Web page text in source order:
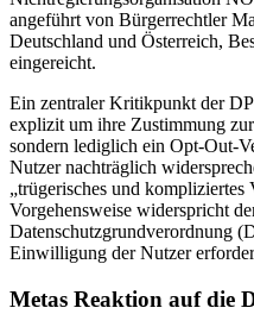
angeführt von Bürgerrechtler
Deutschland und Österreich,
eingereicht.
Ein zentraler Kritikpunkt der
explizit um ihre Zustimmung
sondern lediglich ein Opt-Out-
Nutzer nachträglich
„trügerisches und
Vorgehensweise widerspricht
Datenschutzgrundverordnung
Einwilligung der Nutzer
Metas Reaktion auf die